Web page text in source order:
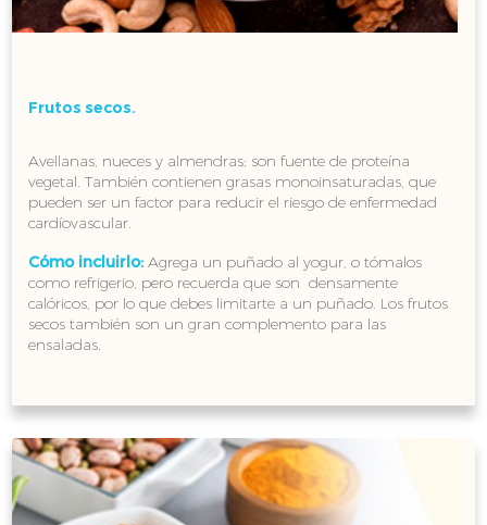
Frutos secos.
Avellanas, nueces y almendras; son fuente de proteína
vegetal. También contienen grasas monoinsaturadas, que
pueden ser un factor para reducir el riesgo de enfermedad
cardíovascular.
Cómo incluirlo:Agrega un puñado al yogur, o tómalos
como refrigerio, pero recuerda que son densamente
calóricos, por lo que debes limitarte a un puñado. Los frutos
secos también son un gran complemento para las
ensaladas.